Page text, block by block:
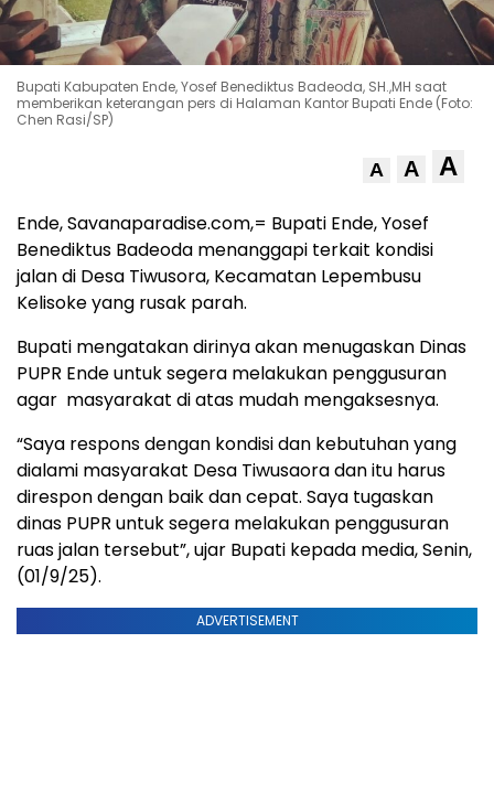
Bupati Kabupaten Ende, Yosef Benediktus Badeoda, SH.,MH saat
memberikan keterangan pers di Halaman Kantor Bupati Ende (Foto:
Chen Rasi/SP)
A A A
Ende, Savanaparadise.com,= Bupati Ende, Yosef
Benediktus Badeoda menanggapi terkait kondisi
jalan di Desa Tiwusora, Kecamatan Lepembusu
Kelisoke yang rusak parah.
Bupati mengatakan dirinya akan menugaskan Dinas
PUPR Ende untuk segera melakukan penggusuran
agar masyarakat di atas mudah mengaksesnya.
“Saya respons dengan kondisi dan kebutuhan yang
dialami masyarakat Desa Tiwusaora dan itu harus
direspon dengan baik dan cepat. Saya tugaskan
dinas PUPR untuk segera melakukan penggusuran
ruas jalan tersebut”, ujar Bupati kepada media, Senin,
(01/9/25).
ADVERTISEMENT